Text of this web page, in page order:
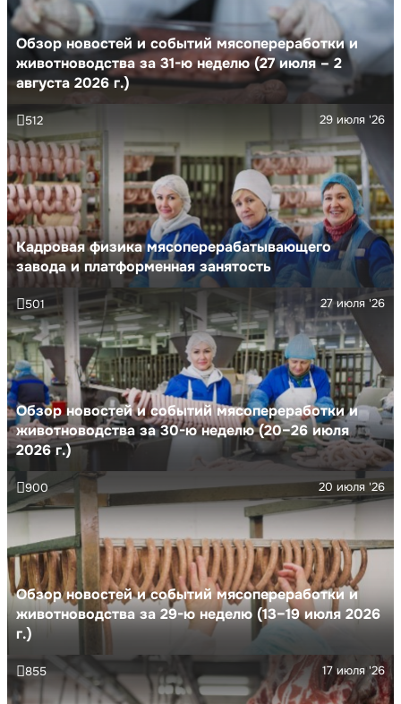
Обзор новостей и событий мясопереработки и
животноводства за 31-ю неделю (27 июля – 2
августа 2026 г.)
Кадровая физика мясоперерабатывающего
завода и платформенная занятость
29 июля '26
512
Обзор новостей и событий мясопереработки и
животноводства за 30-ю неделю (20–26 июля
2026 г.)
27 июля '26
501
Обзор новостей и событий мясопереработки и
животноводства за 29-ю неделю (13–19 июля 2026
г.)
20 июля '26
900
17 июля '26
855